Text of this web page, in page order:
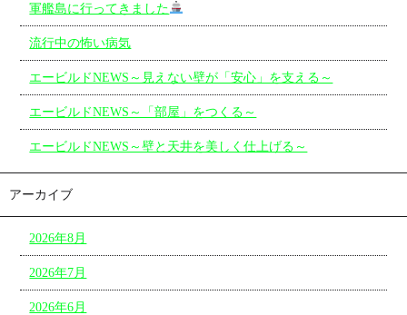
軍艦島に行ってきました
流行中の怖い病気
エービルドNEWS～見えない壁が「安心」を支える～
エービルドNEWS～「部屋」をつくる～
エービルドNEWS～壁と天井を美しく仕上げる～
アーカイブ
2026年8月
2026年7月
2026年6月